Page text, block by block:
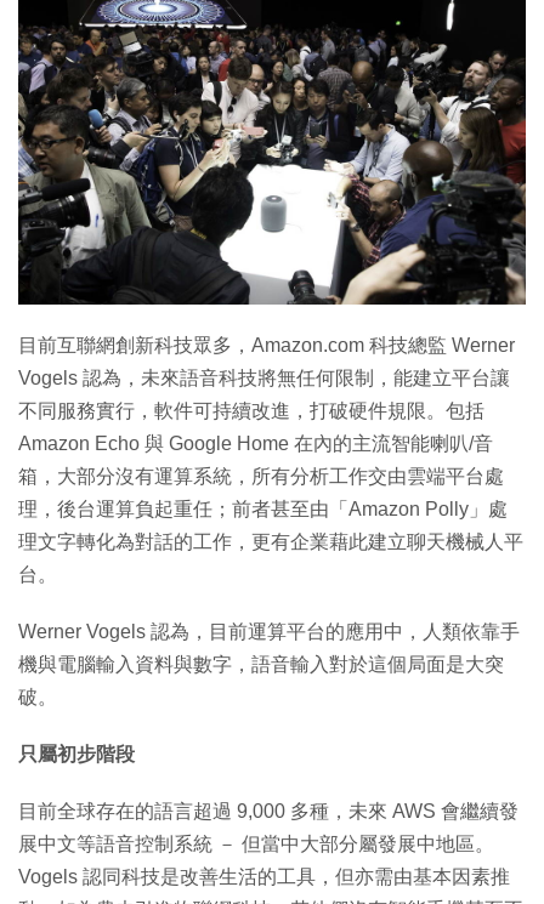
目前互聯網創新科技眾多，Amazon.com 科技總監 Werner
Vogels 認為，未來語音科技將無任何限制，能建立平台讓
不同服務實行，軟件可持續改進，打破硬件規限。包括
Amazon Echo 與 Google Home 在內的主流智能喇叭/音
箱，大部分沒有運算系統，所有分析工作交由雲端平台處
理，後台運算負起重任；前者甚至由「Amazon Polly」處
理文字轉化為對話的工作，更有企業藉此建立聊天機械人平
台。
Werner Vogels 認為，目前運算平台的應用中，人類依靠手
機與電腦輸入資料與數字，語音輸入對於這個局面是大突
破。
只屬初步階段
目前全球存在的語言超過 9,000 多種，未來 AWS 會繼續發
展中文等語音控制系統 － 但當中大部分屬發展中地區。
Vogels 認同科技是改善生活的工具，但亦需由基本因素推